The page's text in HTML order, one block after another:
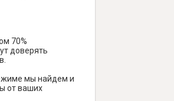
70%
доверять
мы найдем и
от ваших